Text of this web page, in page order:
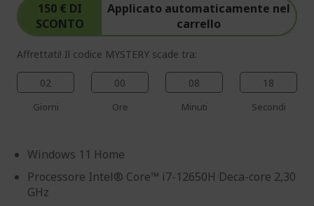
150 € DI
SCONTO
Applicato automaticamente nel
carrello
Affrettati! Il codice MYSTERY scade tra:
02
Giorni
00
Ore
08
Minuti
17
Secondi
Windows 11 Home
Processore Intel® Core™ i7-12650H Deca-core 2,30
GHz